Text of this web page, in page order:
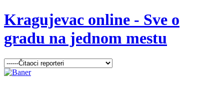
Kragujevac online - Sve o
gradu na jednom mestu